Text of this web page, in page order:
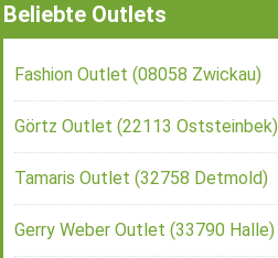
Beliebte Outlets
Fashion Outlet (08058 Zwickau)
Görtz Outlet (22113 Oststeinbek)
Tamaris Outlet (32758 Detmold)
Gerry Weber Outlet (33790 Halle)